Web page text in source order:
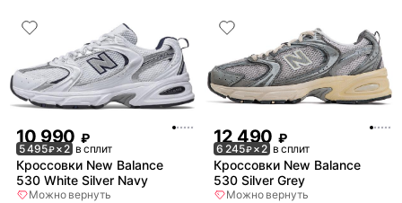
10 990 ₽
5 495₽× 2 в сплит
Кроссовки New Balance
530 White Silver Navy
Можно вернуть
12 490 ₽
6 245₽× 2 в сплит
Кроссовки New Balance
530 Silver Grey
Можно вернуть